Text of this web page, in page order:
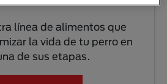
línea de alimentos que
la vida de tu perro en
de sus etapas.